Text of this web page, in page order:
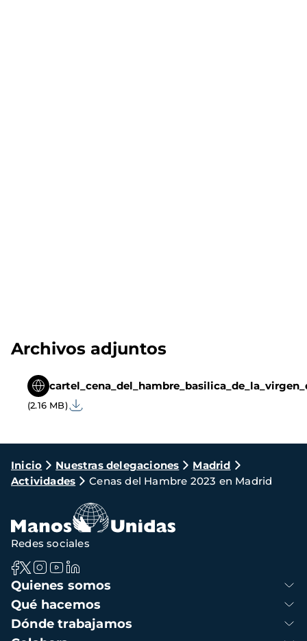
Archivos adjuntos
(2.16 MB)
Ruta
de
navegación
Inicio Nuestras delegaciones
Madrid
Actividades
Cenas del Hambre 2023 en Madrid
Navegación
principal
Quienes somos
Qué hacemos
Dónde trabajamos
Redes sociales